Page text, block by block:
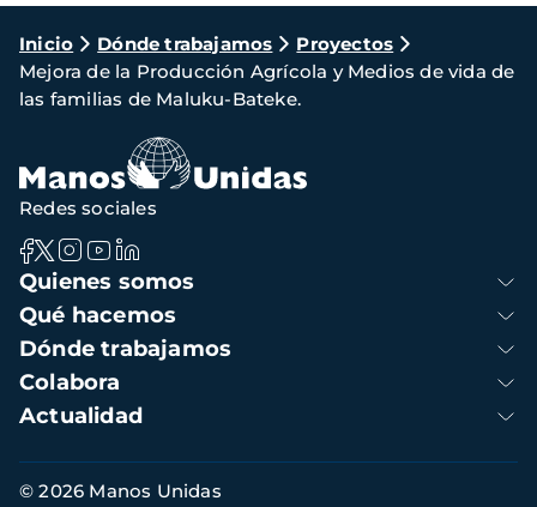
Ruta
de
navegación
Inicio Dónde trabajamos
Proyectos
Mejora de la Producción Agrícola y Medios de vida de
las familias de Maluku-Bateke.
Navegación
principal
Quienes somos
Qué hacemos
Dónde trabajamos
Colabora
Actualidad
Redes sociales
Información
© 2026 Manos Unidas